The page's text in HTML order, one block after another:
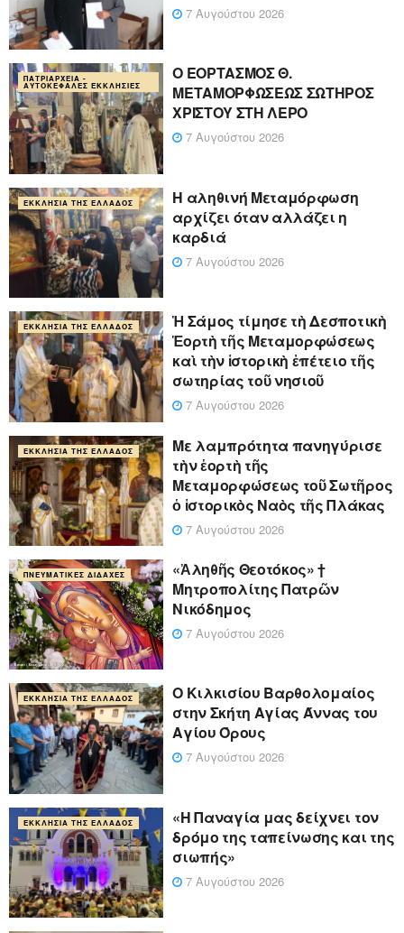
7 Αυγούστου 2026
ΠΑΤΡΙΑΡΧΕΊΑ -
ΑΥΤΟΚΈΦΑΛΕΣ ΕΚΚΛΗΣΊΕΣ
Ο ΕΟΡΤΑΣΜΟΣ Θ.
ΜΕΤΑΜΟΡΦΩΣΕΩΣ ΣΩΤΗΡΟΣ
ΧΡΙΣΤΟΥ ΣΤΗ ΛΕΡΟ
7 Αυγούστου 2026
ΕΚΚΛΗΣΊΑ ΤΗΣ ΕΛΛΆΔΟΣ
Η αληθινή Μεταμόρφωση
αρχίζει όταν αλλάζει η
καρδιά
7 Αυγούστου 2026
ΕΚΚΛΗΣΊΑ ΤΗΣ ΕΛΛΆΔΟΣ
Ἡ Σάμος τίμησε τὴ Δεσποτικὴ
Ἑορτὴ τῆς Μεταμορφώσεως
καὶ τὴν ἱστορικὴ ἐπέτειο τῆς
σωτηρίας τοῦ νησιοῦ
7 Αυγούστου 2026
ΕΚΚΛΗΣΊΑ ΤΗΣ ΕΛΛΆΔΟΣ
Με λαμπρότητα πανηγύρισε
τὴν ἑορτὴ τῆς
Μεταμορφώσεως τοῦ Σωτῆρος
ὁ ἱστορικὸς Ναὸς τῆς Πλάκας
7 Αυγούστου 2026
ΠΝΕΥΜΑΤΙΚΈΣ ΔΙΔΑΧΈΣ
«Ἀληθῆς Θεοτόκος» †
Μητροπολίτης Πατρῶν
Νικόδημος
7 Αυγούστου 2026
ΕΚΚΛΗΣΊΑ ΤΗΣ ΕΛΛΆΔΟΣ
Ο Κιλκισίου Βαρθολομαίος
στην Σκήτη Αγίας Άννας του
Αγίου Όρους
7 Αυγούστου 2026
ΕΚΚΛΗΣΊΑ ΤΗΣ ΕΛΛΆΔΟΣ
«Η Παναγία μας δείχνει τον
δρόμο της ταπείνωσης και της
σιωπής»
7 Αυγούστου 2026